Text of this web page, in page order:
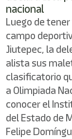
nacional
Luego de
campo
Jiutepec, la
alista sus
clasificatorio
a Olimpiada
conocer el
del Estado de
Felipe